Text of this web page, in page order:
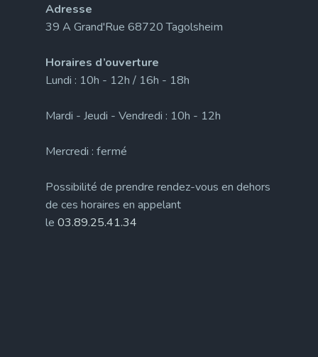
Adresse
39 A Grand'Rue 68720 Tagolsheim
Horaires d’ouverture
Lundi : 10h - 12h / 16h - 18h
Mardi - Jeudi - Vendredi : 10h - 12h
Mercredi : fermé
Possibilité de prendre rendez-vous en dehors
de ces horaires en appelant
le 03.89.25.41.34